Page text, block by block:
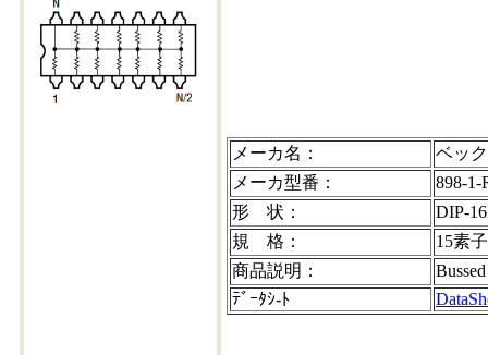
メーカ名：
ベッ
メーカ型番：
898-1-
形 状：
DIP-
規 格：
15素
商品説明：
ﾃﾞｰﾀｼ-ﾄ